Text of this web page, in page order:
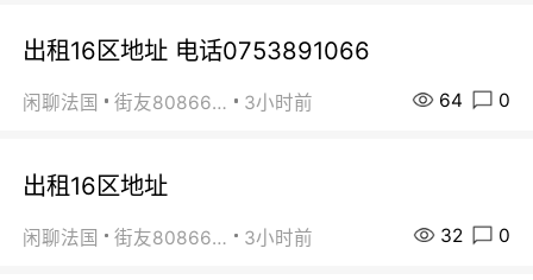
出租16区地址 电话0753891066
闲聊法国 街友80866802 3小时前 64 0
出租16区地址
闲聊法国 街友80866802 3小时前 32 0